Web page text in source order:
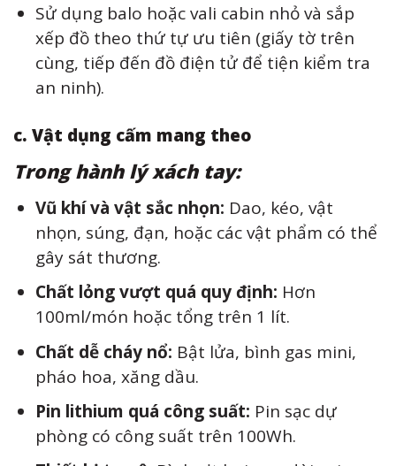
Sử dụng balo hoặc vali cabin nhỏ và sắp
xếp đồ theo thứ tự ưu tiên (giấy tờ trên
cùng, tiếp đến đồ điện tử để tiện kiểm tra
an ninh).
c. Vật dụng cấm mang theo
Trong hành lý xách tay:
Vũ khí và vật sắc nhọn: Dao, kéo, vật
nhọn, súng, đạn, hoặc các vật phẩm có thể
gây sát thương.
Chất lỏng vượt quá quy định: Hơn
100ml/món hoặc tổng trên 1 lít.
Chất dễ cháy nổ: Bật lửa, bình gas mini,
pháo hoa, xăng dầu.
Pin lithium quá công suất: Pin sạc dự
phòng có công suất trên 100Wh.